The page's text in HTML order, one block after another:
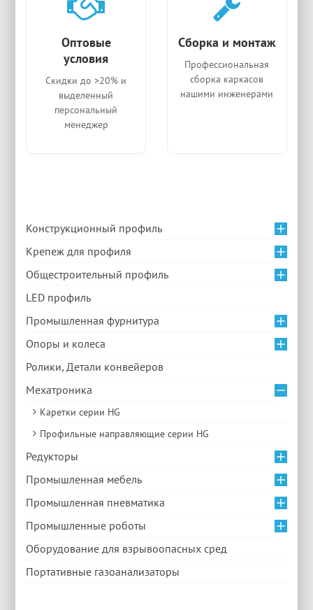
Оптовые
условия
Скидки до >20% и
выделенный
персональный
менеджер
Сборка и монтаж
Профессиональная
сборка каркасов
нашими инженерами
Конструкционный профиль
Крепеж для профиля
Общестроительный профиль
LED профиль
Промышленная фурнитура
Опоры и колеса
Ролики, Детали конвейеров
Мехатроника
Каретки серии HG
Профильные направляющие серии HG
Редукторы
Промышленная мебель
Промышленная пневматика
Промышленные роботы
Оборудование для взрывоопасных сред
Портативные газоанализаторы